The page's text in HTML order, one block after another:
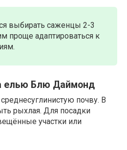
выбирать саженцы 2-3
проще адаптироваться к
елью Блю Даймонд
почву. В
рыхлая. Для посадки
участки или